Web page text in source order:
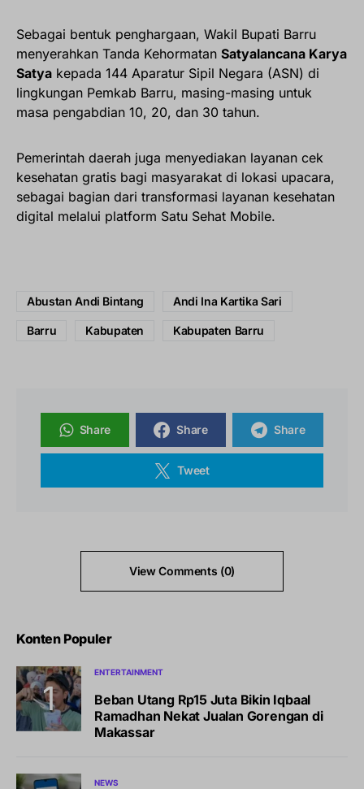
Sebagai bentuk penghargaan, Wakil Bupati Barru
menyerahkan Tanda Kehormatan Satyalancana Karya
Satya kepada 144 Aparatur Sipil Negara (ASN) di
lingkungan Pemkab Barru, masing-masing untuk
masa pengabdian 10, 20, dan 30 tahun.
Pemerintah daerah juga menyediakan layanan cek
kesehatan gratis bagi masyarakat di lokasi upacara,
sebagai bagian dari transformasi layanan kesehatan
digital melalui platform Satu Sehat Mobile.
Abustan Andi Bintang Andi Ina Kartika Sari
Barru Kabupaten Kabupaten Barru
Share Share Share
Tweet
View Comments (0)
Konten Populer
ENTERTAINMENT
Beban Utang Rp15 Juta Bikin Iqbaal
Ramadhan Nekat Jualan Gorengan di
Makassar
NEWS